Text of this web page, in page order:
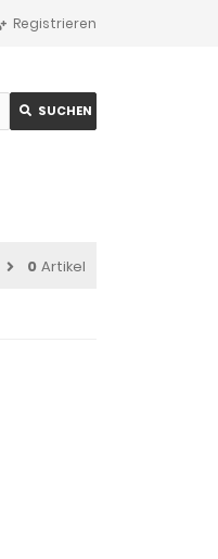
Registrieren
SUCHEN
0 Artikel